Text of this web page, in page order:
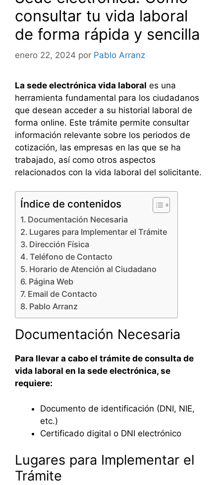
consultar tu vida laboral
de forma rápida y sencilla
enero 22, 2024 por Pablo Arranz
La sede electrónica vida laboral es una
herramienta fundamental para los ciudadanos
que desean acceder a su historial laboral de
forma online. Este trámite permite consultar
información relevante sobre los periodos de
cotización, las empresas en las que se ha
trabajado, así como otros aspectos
relacionados con la vida laboral del solicitante.
Índice de contenidos
Documentación Necesaria
Lugares para Implementar el Trámite
Dirección Física
Teléfono de Contacto
Horario de Atención al Ciudadano
Página Web
Email de Contacto
Pablo Arranz
Documentación Necesaria
Para llevar a cabo el trámite de consulta de
vida laboral en la sede electrónica, se
requiere:
Documento de identificación (DNI, NIE,
etc.)
Certificado digital o DNI electrónico
Lugares para Implementar el
Trámite